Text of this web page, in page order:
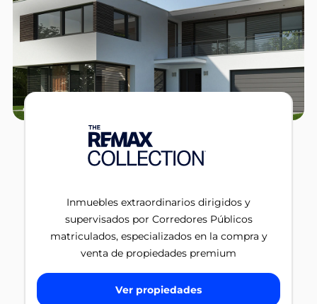
Inmuebles extraordinarios dirigidos y
supervisados por Corredores Públicos
matriculados, especializados en la compra y
venta de propiedades premium
Ver propiedades